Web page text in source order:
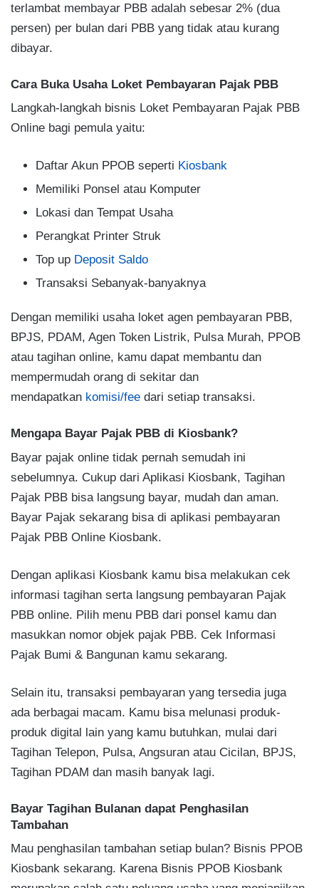
terlambat membayar PBB adalah sebesar 2% (dua
persen) per bulan dari PBB yang tidak atau kurang
dibayar.
Cara Buka Usaha Loket Pembayaran Pajak PBB
Langkah-langkah bisnis Loket Pembayaran Pajak PBB
Online bagi pemula yaitu:
Daftar Akun PPOB seperti Kiosbank
Memiliki Ponsel atau Komputer
Lokasi dan Tempat Usaha
Perangkat Printer Struk
Top up Deposit Saldo
Transaksi Sebanyak-banyaknya
Dengan memiliki usaha loket agen pembayaran PBB,
BPJS, PDAM, Agen Token Listrik, Pulsa Murah, PPOB
atau tagihan online, kamu dapat membantu dan
mempermudah orang di sekitar dan
mendapatkan komisi/fee dari setiap transaksi.
Mengapa Bayar Pajak PBB di Kiosbank?
Bayar pajak online tidak pernah semudah ini
sebelumnya. Cukup dari Aplikasi Kiosbank, Tagihan
Pajak PBB bisa langsung bayar, mudah dan aman.
Bayar Pajak sekarang bisa di aplikasi pembayaran
Pajak PBB Online Kiosbank.
Dengan aplikasi Kiosbank kamu bisa melakukan cek
informasi tagihan serta langsung pembayaran Pajak
PBB online. Pilih menu PBB dari ponsel kamu dan
masukkan nomor objek pajak PBB. Cek Informasi
Pajak Bumi & Bangunan kamu sekarang.
Selain itu, transaksi pembayaran yang tersedia juga
ada berbagai macam. Kamu bisa melunasi produk-
produk digital lain yang kamu butuhkan, mulai dari
Tagihan Telepon, Pulsa, Angsuran atau Cicilan, BPJS,
Tagihan PDAM dan masih banyak lagi.
Bayar Tagihan Bulanan dapat Penghasilan
Tambahan
Mau penghasilan tambahan setiap bulan? Bisnis PPOB
Kiosbank sekarang. Karena Bisnis PPOB Kiosbank